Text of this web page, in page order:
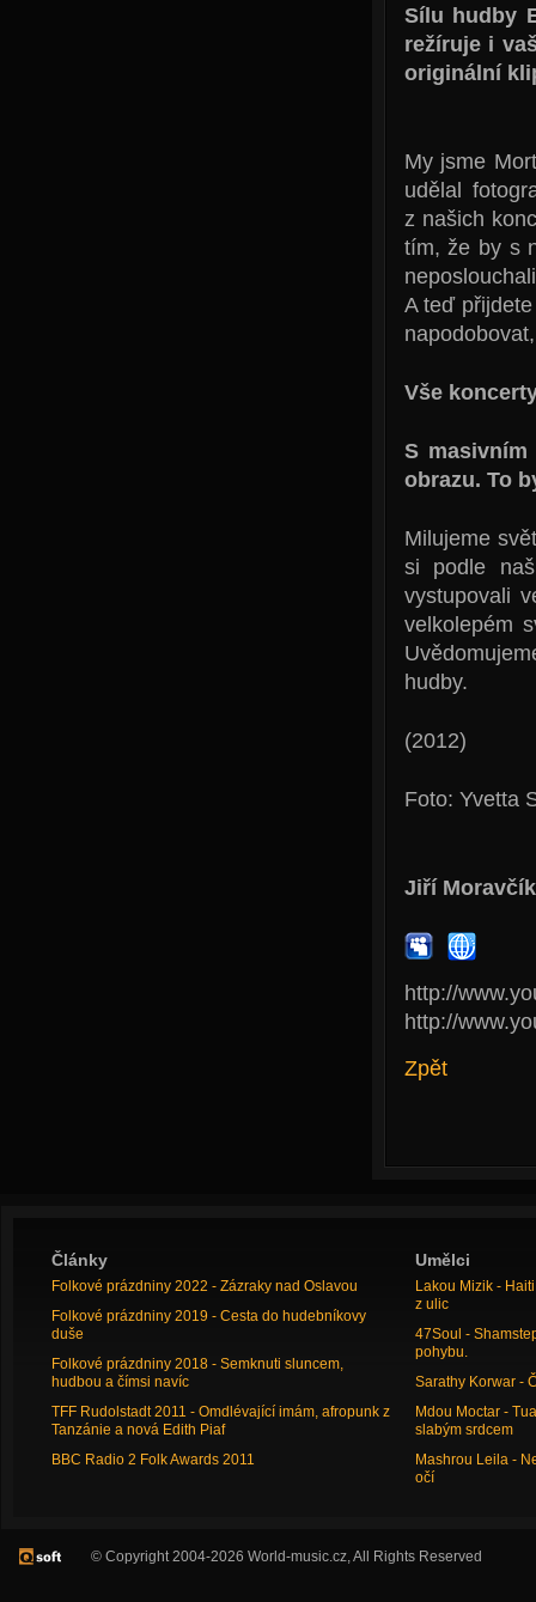
Sílu hudby
režíruje i
originální
My jsme
udělal
z našich
tím, že by s
A teď
Vše
S
obrazu. To
Milujeme
si podle
vystupovali
velkolepém
hudby.
(2012)
Foto: Yvetta
Jiří Moravčík
http://
http://
Zpět
Články
Folkové prázdniny 2022 - Zázraky nad Oslavou
Folkové prázdniny 2019 - Cesta do hudebníkovy
duše
Folkové prázdniny 2018 - Semknuti sluncem,
hudbou a čímsi navíc
TFF Rudolstadt 2011 - Omdlévající imám, afropunk z
Tanzánie a nová Edith Piaf
BBC Radio 2 Folk Awards 2011
Umělci
Lakou Mizik -
z ulic
47Soul -
pohybu.
Sarathy Korwar -
Mdou Moctar -
slabým srdcem
Mashrou Leila -
očí
© Copyright 2004-2026 World-music.cz, All Rights Reserved